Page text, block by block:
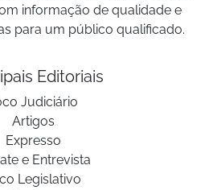
informação de qualidade e
para um público qualificado.
Editoriais
Judiciário
Artigos
Expresso
e Entrevista
Legislativo